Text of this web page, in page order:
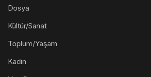
Dosya
Kültür/Sanat
Toplum/Yaşam
Kadın